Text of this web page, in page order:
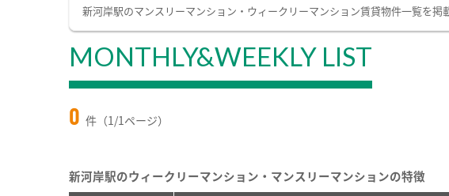
新河岸駅のマンスリーマンション・ウィークリーマンション賃貸物件一覧を
MONTHLY&WEEKLY LIST
0 件（1/1ページ）
新河岸駅のウィークリーマンション・マンスリーマンションの特徴